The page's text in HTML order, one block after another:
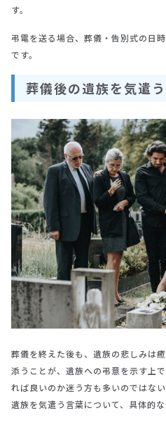
す。
弔電を送る場合、葬儀・告別式の日
です。
葬儀後の遺族を気遣
葬儀を終えた後も、遺族の悲しみは
添うことが、遺族への弔意を示す上
れば良いのか迷う方も多いのではな
遺族を気遣う言葉について、具体的